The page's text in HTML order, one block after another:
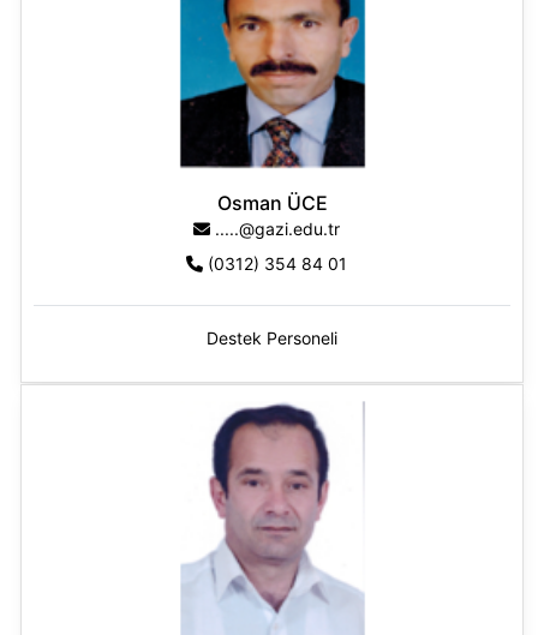
Osman ÜCE
.....@gazi.edu.tr
(0312) 354 84 01
Destek Personeli